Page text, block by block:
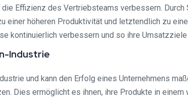
Effizienz des Vertriebsteams verbessern. Durch
einer höheren Produktivität und letztendlich zu
kontinuierlich verbessern und so ihre Umsatzziele
Industrie
und kann den Erfolg eines Unternehmens
Dies ermöglicht es ihnen, ihre Produkte in